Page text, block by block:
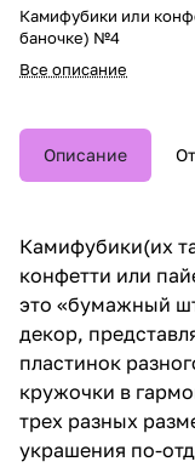
Камифубики или
баночке) №4
Все описание
Описание
Камифубики(их
конфетти или
это «бумажный
декор,
пластинок
кружочки в
трех разных
украшения по-